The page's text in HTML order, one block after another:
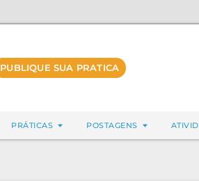
PUBLIQUE SUA PRATICA
PRÁTICAS POSTAGENS